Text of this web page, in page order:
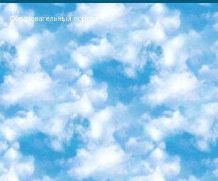
Образовательный портал
РЕСПУБЛИКА УЗБЕКИСТАН МИНИСТРЕРСТВО ДОШКОЛЬНОГО И ШКОЛЬНОГО ОБРАЗОВАНИЯ КОМАНДА в общеобразовательных учреждениях в 2023-2024 учебном году организация и проведение итоговой государственной аттестации обучающихся о Министра дошкольного и школьного образования Республики Узбекистан от 4 марта 2008 года (постановлением Минюста от 20 марта 2008 года № 1778 государственной регистрации) «Итоговое состояние учащихся общего среднего образования на основании положения об утверждении положения об аттестации общего среднего образования выпускной экзамен студентов в образовательных учреждениях в 2023-2024 учебном году В целях организации и прохождения аттестации приказываю: 1. Следующее: перечень предметов, по которым будет проводиться итоговая государственная аттестация и экзамен формы перевода согласно приложению 1; сертификаты международного образца, оценивающие уровень владения иностранными языками перечень согласно приложению 2; 2. Педагогический при специализированных образовательных учреждениях. научно-практический центр квалификации и международной оценки (Д.Давидова) 2024 г. До 25 марта: задания по предметам, по которым будет проводиться итоговая аттестация разработка и утверждение технических условий; итоговая аттестация на основании разработанного предметного задания разработка вопросов по предметам (устно и письменно), экзамен передача; общеобразовательные средние школы и специальные учебные заведения учащиеся выпускных классов школ и интернатов в агентской системе подготовка базы данных экзаменационных материалов и критериев оценки; перевод базы экзаменационных материалов на все языки обучения подать в Республиканский образовательный центр для изготовления; варианты экзаменов на основе разработанных контрольных материалов пусть будут поставлены задачи формирования. 3. Республиканский образовательный центр (Ш.Худайкулов) до 5 апреля 2024 года. до: база данных предоставленных экзаменационных материалов на все языки обучения перевод и экспертиза; для слепых, слабовидящих, глухих, слабослышащих и умственно отсталых детей учащиеся выпускных классов специализированных школ и школ-интернатов база данных экзаменационных материалов на всех преподаваемых языках подготовка критериев оценки; специализированные школы для умственно отсталых детей и технологии для учащихся выпускных классов школ-интернатов разработка соответствующих рекомендаций и критериев проведения ЕГЭ по естествознанию давать задания. 4. Педагогический при специализированных образовательных учреждениях. Научно-практический центр навыков и международной оценки (Д.Давидова), Республика образовательный центр (Худайкулов Ш.) итоговый государственный аттестационный экзамен ориентирован на творческое и логическое мышление при подготовке базы материалов учитывать введение заданий. 5. Следует отметить, что: сертификат государственного образца о знании общеобразовательного предмета и как минимум национальный уровень B1 по предметам на иностранных языках, указанным в Приложении 2. или международно признанный сертификат эквивалентного уровня студенты, изучающие определенный предмет, освобождаются от экзамена; по соответствующим предметам запланирована итоговая государственная аттестация за день до дня, путем жеребьевки Рабочей группой (в письменной форме по предметам, проводимым в форме) из числа сформированных вариантов выбрано 2 варианта; 2 выбранных варианта экзамена анонсированы на официальном сайте министерства и все выпускники по всей стране на основе этих вариантов проводит итоговую государственную аттестацию. 6. Государственное образование учащихся средних общеобразовательных учреждений. знания в соответствии с квалификационными требованиями, которые необходимо приобрести на основании стандартов итоговый (выпускной) контроль для 9 и 11 классов в целях тестирования Экзамены (далее – экзамены) состоят из предметов, перечисленных в приложении 1. будет сделано. 7. Экзамены пройдут с 26 мая по 15 июня 2024 г. (кроме науки физического воспитания). 8. Физическая для учащихся 9 классов общесредних образовательных учреждений. Экзамены по предмету «Образование, квалификация медицина» 1-6 мая 2024 года. сотрудники перевести под присмотр (с отклонениями в физическом или умственном развитии) специализированная школа для детей, школы-интернаты и со сколиозом школы-интернаты санаторного типа для больных детей исключены). 9. Он был слепым, слабовидящим и имел нарушения опорно-двигательного аппарата. экзамены в специализированных школах и интернатах для детей должны проводиться исходя из требований, предъявляемых к общеобразовательным учреждениям (физкультура кроме науки). 10. Специализированная школа для глухих и слабослышащих детей. и экзамены в интернатах и быть реализован в виде письменного теста по математике. 11. Специальность для умственно отсталых детей. Для 9 класса Родной язык и литературное письмо Государственный язык (язык обучения – узбекский). для неклассов) написано Математическое письмо Письменная/устная история Узбекистана Физическое воспитание практично Итоговый контроль Для 11 класса Написание родного языка и литературы (эссе) Математическое письмо Узбекский язык (обучение на узбекском языке) не посещающее общее среднее образование для учреждений)/Образовательное учреждение выбор письменный и устный Иностранный язык письменный/устный Письменная/устная история Узбекистана *По выбору студента:  Химия  Физика  Основы государственного права  География 10 бесплатных образовательных ресурсов - Мы составили подборку онлайн-проектов с интерактивными упражнениями, видеолекциями и статьями. Они помогут вам обрести новые и освежить старые знания бесплатно. 1. «ИНТУИТ» Старейшая образовательная площадка Рунета. Здесь вы найдёте сотни текстовых и видеокурсов на десятки различных тем — от программирования до психологии. Многие курсы подготовлены российскими университетами и крупными международными компаниями вроде Intel и Microsoft. Самостоятельное обучение бесплатное, но желающие могут оплатить услуги персональных наставников. 2. «Смартия» знакомит с актуальными профессиями и подсказывает, как им обучаться. Выбрав заинтересовавшую вас специальность — SMM-специалист, фотограф, веб-дизайнер или другую, — увидите список необходимых для неё умений. Чтобы вы могли освоить их самостоятельно, для каждого умения площадка отображает подборку ссылок на учебные материалы. Хотя «Смартия» ориентируется на русскоязычную аудиторию, часть контента всё же доступна только на английском. 3. «Лекторий Физтеха» Проект Московского физико-технического института (Физтеха). С его помощью вы можете смотреть онлайн серии лекций, записанные на видео в этом вузе. В числе доступных предметов — физика, биология, химия, информационные технологии и другие. К некоторым лекциям администрация ресурса прилагает готовые конспекты, которые можно скачивать в PDF-формате. 4. ITMOcourses Онлайн-площадка Санкт-Петербургского национального исследовательского университета информационных технологий, механики и оптики (ИТМО). Ресурс предоставляет свободный доступ к курсам, разработанным в этом вузе. Каталог материалов разбит на четыре категории: «Оптические системы и технологии», «Приборостроение и робототехника», «Информационные технологии» и «Биотехнологии». Курсы состоят из видеолекций, интерактивных демонстраций и заданий. 5. «КиберЛенинка» Электронная научная библиотека открытого доступа. Каталог площадки регулярно обрастает текстами статей из различных научных изданий. Сгруппированные по журналам и рубрикам публикации можно читать онлайн или скачивать целиком в PDF-формате. Проект нацелен на популяризацию науки за счёт открытого доступа к качественной информации. 6. «ПостНаука» На этом ресурсе публикуют подборки видеолекций, составленные экспертами из разных отраслей и объединённые общими темами. Среди них, к примеру, есть серии «Биоинформатика и геномика», «Культура средневековой Скандинавии» и Cinema Studies о теории кино. Каждая подборка лекций — логически связанная история, рассказанная экспертом от первого лица. Кроме того, на сайте появляются научно-образовательные статьи и тесты на разные темы. 7. «Newочём» Команда проекта «Newочём» отбирает самые интересные тексты из англоязычных СМИ и переводит те из них, за которые голосуют участники сообщества «ВКонтакте». По большей части это научно-популярные статьи. Редакторы придумывают лишь заголовки, в остальном содержание переводов соответствует оригиналам. Полные тексты можно читать прямо в социальной сети. 8. InternetUrok Онлайн-база материалов по основным дисциплинам школьной программы. Информация на сайте структурирована по классам, предметам и темам (урокам). Каждый урок состоит из видеолекций и конспектов. Есть также интерактивные тренажёры и тесты для закрепления пройденного материала. Даже если вы давно окончили школу, возможность повторить программу старших классов всегда может пригодиться. 9. Edutainme Ещё один ресурс об образовании. В отличие от Newtonew, как мне кажется, Edutainme больше ориентируется на представителей индустрии: педагогов, предпринимателей, разработчиков образовательных проектов. Но и любой, кто просто стремится к саморазвитию, найдёт на сайте много полезного и интересного для себя. Например, информацию о новых курсах и образовательных сервисах. 10. Newtonew Онлайн-медиа об образовании и обучении в широком смысле. Авторы Newtonew пишут об инструментах, заведениях, тактиках и стратегиях, которые помогают учить других и получать новые знания самостоятельно. На этой площадке вы найдёте новости, обзоры, аналитические мат